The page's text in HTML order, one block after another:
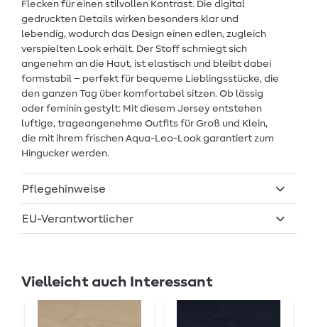
Flecken für einen stilvollen Kontrast. Die digital
gedruckten Details wirken besonders klar und
lebendig, wodurch das Design einen edlen, zugleich
verspielten Look erhält. Der Stoff schmiegt sich
angenehm an die Haut, ist elastisch und bleibt dabei
formstabil – perfekt für bequeme Lieblingsstücke, die
den ganzen Tag über komfortabel sitzen. Ob lässig
oder feminin gestylt: Mit diesem Jersey entstehen
luftige, trageangenehme Outfits für Groß und Klein,
die mit ihrem frischen Aqua-Leo-Look garantiert zum
Hingucker werden.
Pflegehinweise
EU-Verantwortlicher
Vielleicht auch Interessant